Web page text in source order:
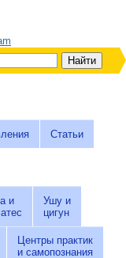
Статьи
и
Ушу и
цигун
Центры практик
и самопознания